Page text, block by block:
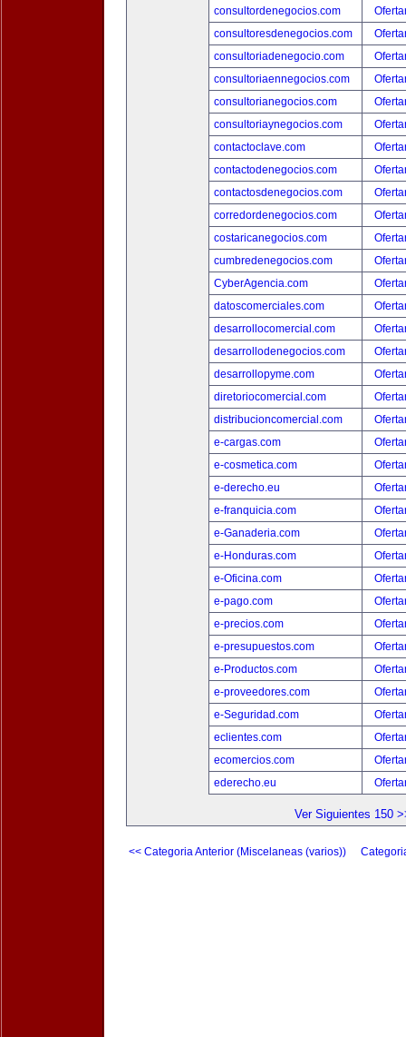
consultordenegocios.com
consultoresdenegocios.com
consultoriadenegocio.com
consultoriaennegocios.com
consultorianegocios.com
consultoriaynegocios.com
contactoclave.com
contactodenegocios.com
contactosdenegocios.com
corredordenegocios.com
costaricanegocios.com
cumbredenegocios.com
CyberAgencia.com
datoscomerciales.com
desarrollocomercial.com
desarrollodenegocios.com
desarrollopyme.com
diretoriocomercial.com
distribucioncomercial.com
e-cargas.com
e-cosmetica.com
e-derecho.eu
e-franquicia.com
e-Ganaderia.com
e-Honduras.com
e-Oficina.com
e-pago.com
e-precios.com
e-presupuestos.com
e-Productos.com
e-proveedores.com
e-Seguridad.com
eclientes.com
ecomercios.com
ederecho.eu
Ver Siguientes 150
<< Categoria Anterior (Miscelaneas (varios))